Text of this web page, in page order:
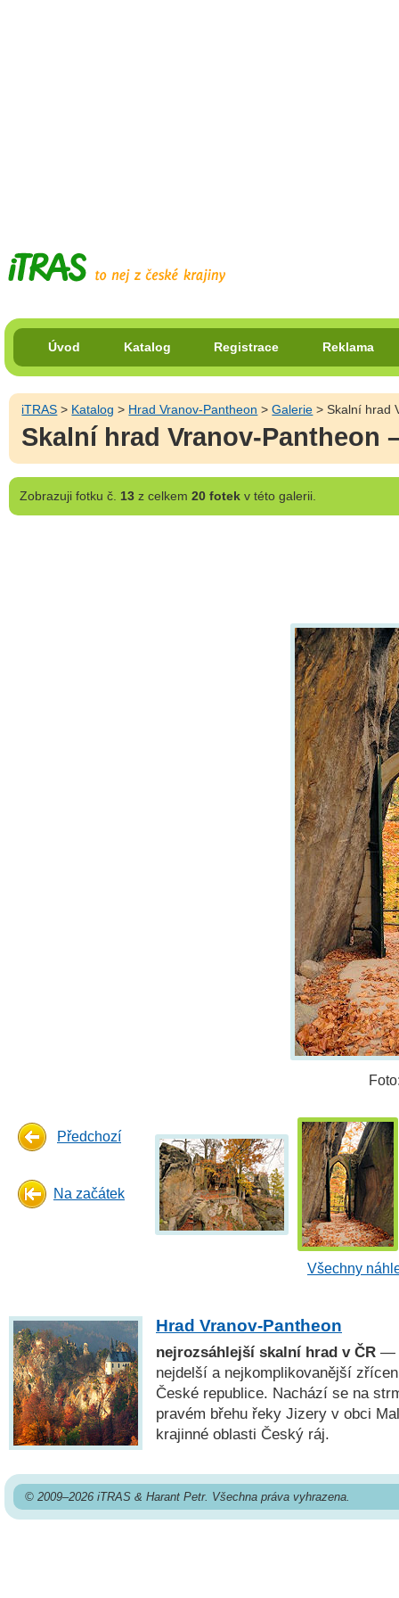
Úvod Katalog Registrace Reklama
iTRAS > Katalog > Hrad Vranov-Pantheon >Galerie > Skalní hrad
Skalní hrad Vranov-Pantheon
Zobrazujifotku č. 13z celkem 20 fotekv této galerii.
Předchozí
Na začátek
Všechny
Hrad Vranov-Pantheon
nejrozsáhlejší skalní hrad v ČR —
nejdelší a nejkomplikovanější
České republice. Nachází se na
pravém břehu řeky Jizery v obci
krajinné oblasti Český ráj.
© 2009–2026 iTRAS & Harant Petr. Všechna práva vyhrazena.